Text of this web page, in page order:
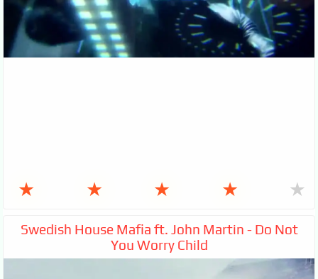
★ ★ ★ ★ ★
Swedish House Mafia ft. John Martin - Do Not
You Worry Child